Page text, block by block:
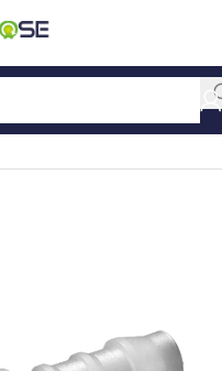
RACCORDS PVDF